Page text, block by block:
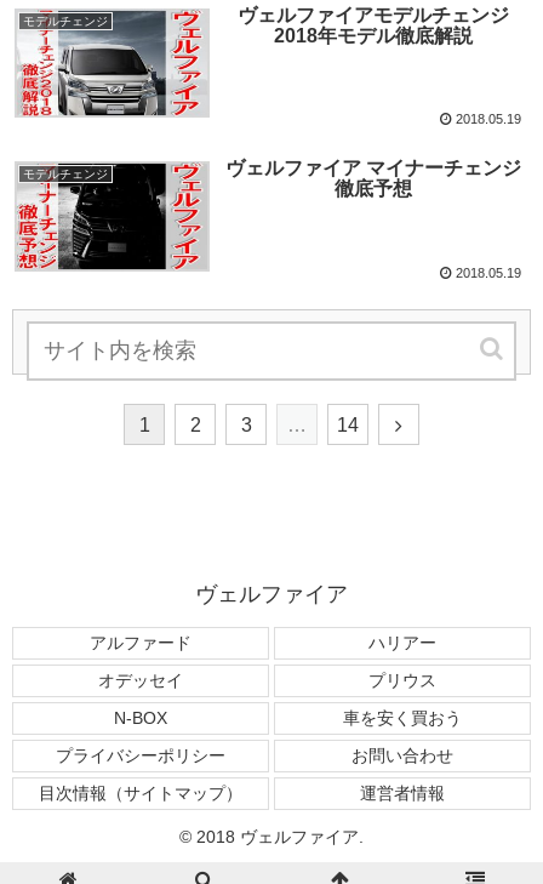
モデルチェンジ
ヴェルファイアモデルチェンジ
2018年モデル徹底解説
2018.05.19
モデルチェンジ
ヴェルファイア マイナーチェンジ
徹底予想
2018.05.19
1 2 3 … 14
ヴェルファイア
アルファード
ハリアー
オデッセイ
プリウス
N-BOX
車を安く買おう
プライバシーポリシー
お問い合わせ
目次情報（サイトマップ）
運営者情報
© 2018 ヴェルファイア.